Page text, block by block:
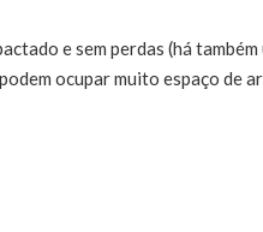
e sem perdas (há
ocupar muito espaço de